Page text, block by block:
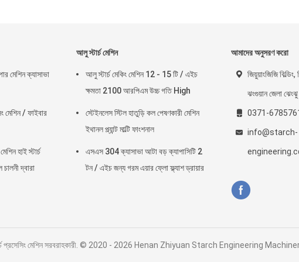
মেশিন ক্যাসাভা
মেশিন / ফাইবার
হাই স্টার্চ
চালনী দ্বারা
আলু স্টার্চ মেশিন
আলু স্টার্চ মেকিং মেশিন 12 - 15 টি / এইচ
ক্ষমতা 2100 আরপিএম উচ্চ গতি High
স্টেইনলেস স্টিল হাতুড়ি কল পেষণকারী মেশিন
ইথানল প্ল্যান্ট মাল্টি ফাংশনাল
এসএস 304 ক্যাসাভা আটা বড় ক্যাপাসিটি 2
টন / এইচ জন্য গরম এয়ার ফ্লো ফ্ল্যাশ ড্রায়ার
আমাদের অনুসরণ করো
জিয়ুয়াংজিজি বিল্ডিং,
ঝংগুয়ান জেলা ঝেংঝু
0371-
info@starch-
স্টার্চ প্রসেসিং মেশিন সরবরাহকারী. © 2020 - 2026 Henan Zhiyuan Starch Engineering